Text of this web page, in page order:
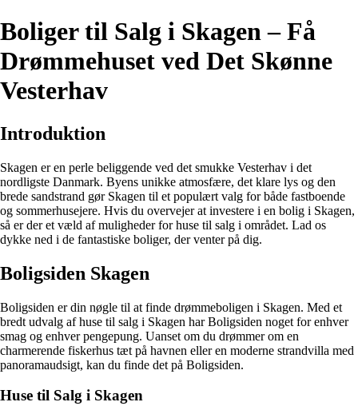
Boliger til Salg i Skagen – Få
Drømmehuset ved Det Skønne
Vesterhav
Introduktion
Skagen er en perle beliggende ved det smukke Vesterhav i det
nordligste Danmark. Byens unikke atmosfære, det klare lys og den
brede sandstrand gør Skagen til et populært valg for både fastboende
og sommerhusejere. Hvis du overvejer at investere i en bolig i Skagen,
så er der et væld af muligheder for huse til salg i området. Lad os
dykke ned i de fantastiske boliger, der venter på dig.
Boligsiden Skagen
Boligsiden er din nøgle til at finde drømmeboligen i Skagen. Med et
bredt udvalg af huse til salg i Skagen har Boligsiden noget for enhver
smag og enhver pengepung. Uanset om du drømmer om en
charmerende fiskerhus tæt på havnen eller en moderne strandvilla med
panoramaudsigt, kan du finde det på Boligsiden.
Huse til Salg i Skagen